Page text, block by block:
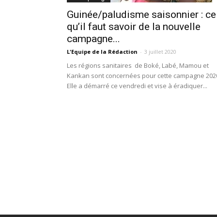
Guinée/paludisme saisonnier : ce
qu’il faut savoir de la nouvelle
campagne...
L'Equipe de la Rédaction - 3 juillet 2020
Les régions sanitaires de Boké, Labé, Mamou et
Kankan sont concernées pour cette campagne
Elle a démarré ce vendredi et vise à éradiquer...